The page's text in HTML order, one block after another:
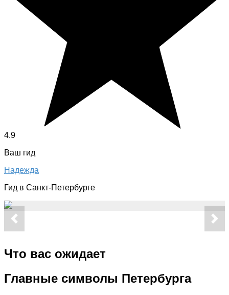
4.9
Ваш гид
Надежда
Гид в Санкт-Петербурге
Что вас ожидает
Главные символы Петербурга